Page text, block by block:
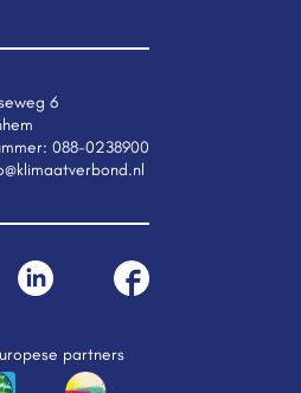
6
088-0238900
partners